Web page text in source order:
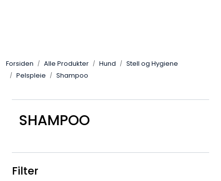
Forsiden Alle Produkter Hund
Stell og Hygiene
Pelspleie
Shampoo
SHAMPOO
Filter
Leverandører
Hunter
Forhandlersøk